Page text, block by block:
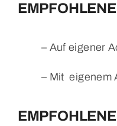
– Auf eigener
– Mit eigenem